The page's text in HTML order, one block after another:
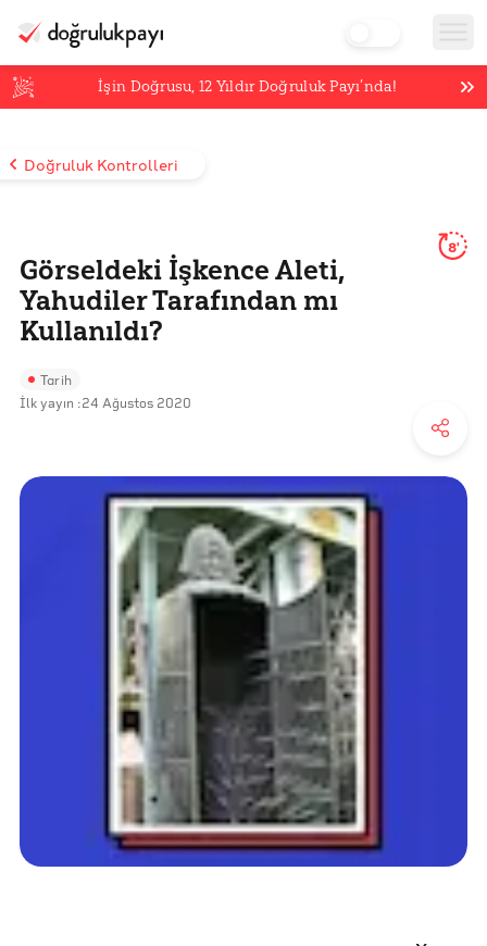
İşin Doğrusu,12 Yıldır Doğruluk Payı’nda!
Doğruluk Kontrolleri
Görseldeki İşkence Aleti,
Yahudiler Tarafından mı
Kullanıldı?
8'
Tarih
İlk yayın :24 Ağustos 2020